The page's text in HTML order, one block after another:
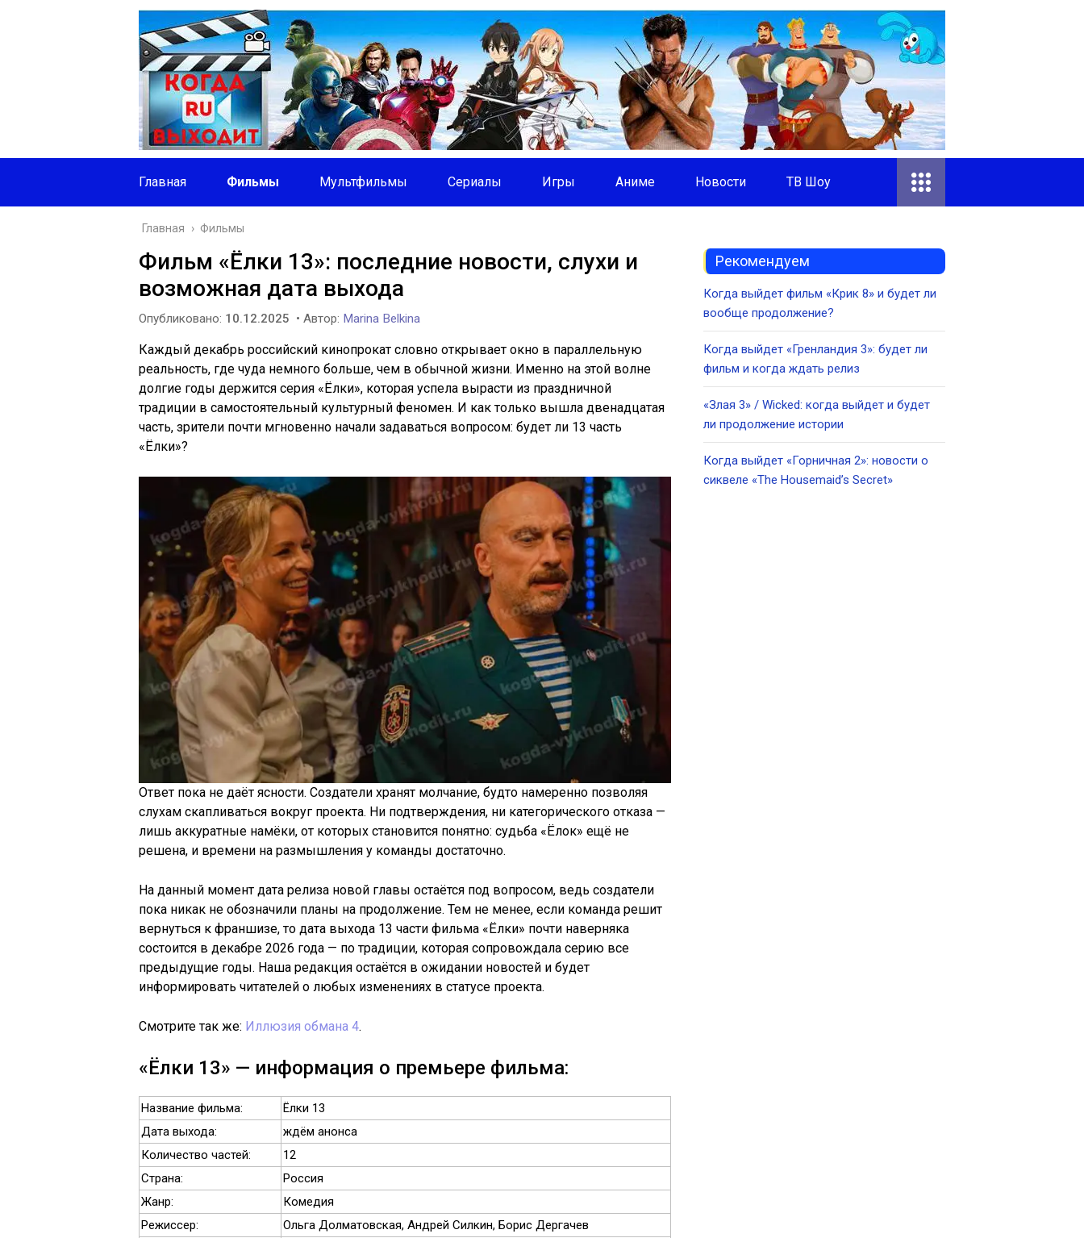
Главная Фильмы Мультфильмы Сериалы Игры Аниме Новости ТВ Шоу
Главная › Фильмы
Фильм «Ёлки 13»: последние новости, слухи и
возможная дата выхода
Опубликовано: 10.12.2025 • Автор: Marina Belkina
Каждый декабрь российский кинопрокат словно открывает окно в параллельную
реальность, где чуда немного больше, чем в обычной жизни. Именно на этой волне
долгие годы держится серия «Ёлки», которая успела вырасти из праздничной
традиции в самостоятельный культурный феномен. И как только вышла двенадцатая
часть, зрители почти мгновенно начали задаваться вопросом: будет ли 13 часть
«Ёлки»?
Ответ пока не даёт ясности. Создатели хранят молчание, будто намеренно позволяя
слухам скапливаться вокруг проекта. Ни подтверждения, ни категорического отказа —
лишь аккуратные намёки, от которых становится понятно: судьба «Ёлок» ещё не
решена, и времени на размышления у команды достаточно.
На данный момент дата релиза новой главы остаётся под вопросом, ведь создатели
пока никак не обозначили планы на продолжение. Тем не менее, если команда решит
вернуться к франшизе, то дата выхода 13 части фильма «Ёлки» почти наверняка
состоится в декабре 2026 года — по традиции, которая сопровождала серию все
предыдущие годы. Наша редакция остаётся в ожидании новостей и будет
информировать читателей о любых изменениях в статусе проекта.
Смотрите так же: Иллюзия обмана 4.
«Ёлки 13» — информация о премьере фильма:
Название фильма:
Ёлки 13
Дата выхода:
ждём анонса
Количество частей:
12
Страна:
Россия
Жанр:
Комедия
Режиссер:
Ольга Долматовская, Андрей Силкин, Борис Дергачев
Рекомендуем
Когда выйдет фильм «Крик 8» и будет ли
вообще продолжение?
Когда выйдет «Гренландия 3»: будет ли
фильм и когда ждать релиз
«Злая 3» / Wicked: когда выйдет и будет
ли продолжение истории
Когда выйдет «Горничная 2»: новости о
сиквеле «The Housemaid’s Secret»